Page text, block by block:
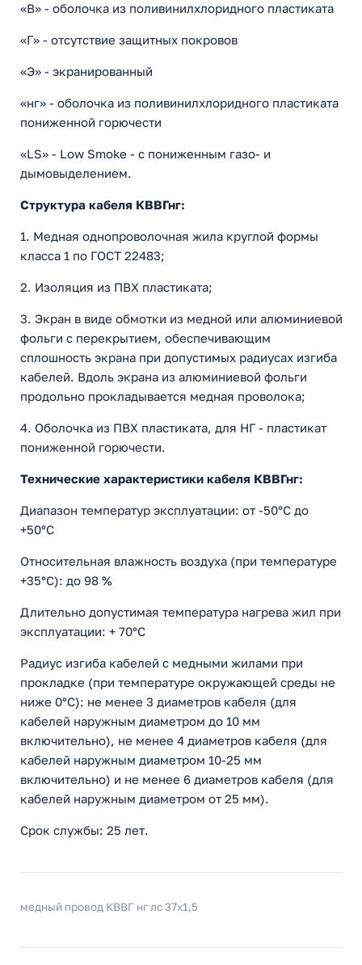
«В» - оболочка из поливинилхлоридного пластиката
«Г» - отсутствие защитных покровов
«Э» - экранированный
«нг» - оболочка из поливинилхлоридного пластиката
пониженной горючести
«LS» - Low Smoke - с пониженным газо- и
дымовыделением.
Структура кабеля КВВГнг:
1. Медная однопроволочная жила круглой формы
класса 1 по ГОСТ 22483;
2. Изоляция из ПВХ пластиката;
3. Экран в виде обмотки из медной или алюминиевой
фольги с перекрытием, обеспечивающим
сплошность экрана при допустимых радиусах изгиба
кабелей. Вдоль экрана из алюминиевой фольги
продольно прокладывается медная проволока;
4. Оболочка из ПВХ пластиката, для НГ - пластикат
пониженной горючести.
Технические характеристики кабеля КВВГнг:
Диапазон температур эксплуатации: от -50°С до
+50°С
Относительная влажность воздуха (при температуре
+35°С): до 98 %
Длительно допустимая температура нагрева жил при
эксплуатации: + 70°С
Радиус изгиба кабелей с медными жилами при
прокладке (при температуре окружающей среды не
ниже 0°С): не менее 3 диаметров кабеля (для
кабелей наружным диаметром до 10 мм
включительно), не менее 4 диаметров кабеля (для
кабелей наружным диаметром 10-25 мм
включительно) и не менее 6 диаметров кабеля (для
кабелей наружным диаметром от 25 мм).
Срок службы: 25 лет.
медный провод КВВГ нг лс 37x1,5